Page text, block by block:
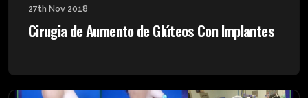
27th Nov 2018
Cirugia de Aumento de Glúteos Con Implantes